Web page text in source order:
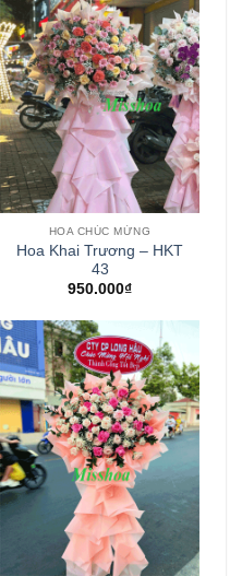
HOA CHÚC MỪNG
Hoa Khai Trương – HKT
43
950.000₫